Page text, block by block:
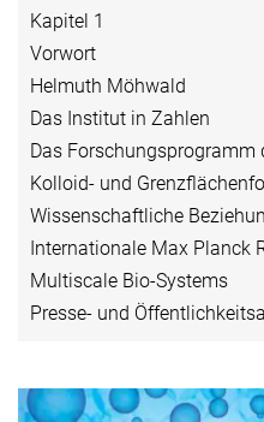
Kapitel 1
Vorwort
Helmuth Möhwald
Das Institut in Zahlen
Das
Kolloid- und
Wissenschaftliche
Internationale Max Planck
Multiscale Bio-Systems
Presse- und